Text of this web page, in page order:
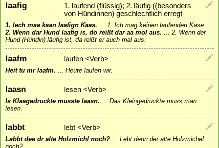
laafig
1. laufend (flüssig); 2. läufig ((besonders
von Hündinnen) geschlechtlich erregt
1. Iech maa kaan laafign Kaas. ... 1. Ich mag keinen laufenden Käse.
2. Wenn dar Hund laafig is, do reißt dar aa mol aus. ... 2. Wenn der
Hund (Hündin) läufig ist, da reißt er auch mal aus.
laafm laufen <Verb>
Heit tu mr laafm. ... Heute laufen wir.
laasn lesen <Verb>
Is Klaagedruckte musste laasn. ... Das Kleingedruckte muss man
lesen.
labbt lebt <Verb>
Labbt dee dr alte Holzmichl noch? ... Lebt denn der alte Holzmichel
noch?